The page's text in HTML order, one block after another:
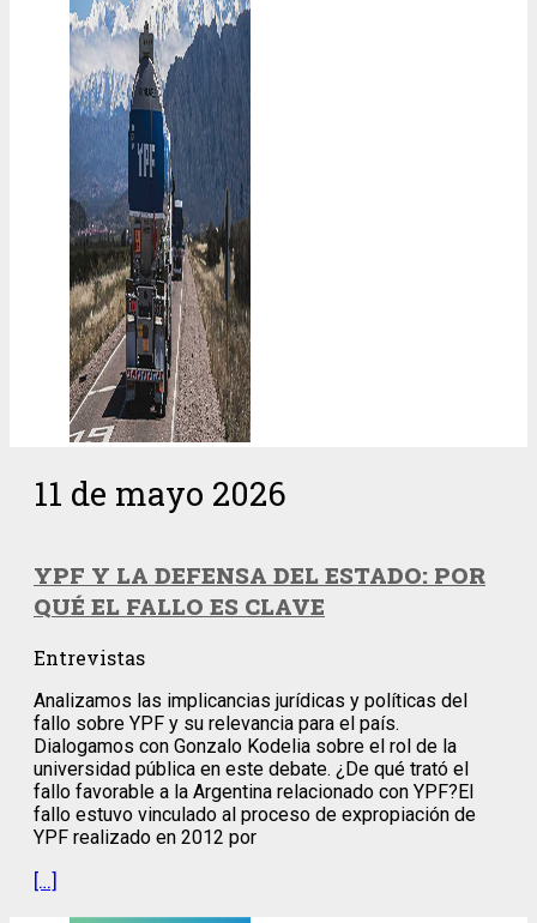
11 de mayo 2026
YPF Y LA DEFENSA DEL ESTADO: POR
QUÉ EL FALLO ES CLAVE
Entrevistas
Analizamos las implicancias jurídicas y políticas del
fallo sobre YPF y su relevancia para el país.
Dialogamos con Gonzalo Kodelia sobre el rol de la
universidad pública en este debate. ¿De qué trató el
fallo favorable a la Argentina relacionado con YPF?El
fallo estuvo vinculado al proceso de expropiación de
YPF realizado en 2012 por
[…]